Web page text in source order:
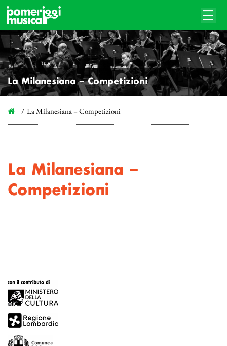
La Milanesiana – Competizioni
La Milanesiana – Competizioni
La Milanesiana –
Competizioni